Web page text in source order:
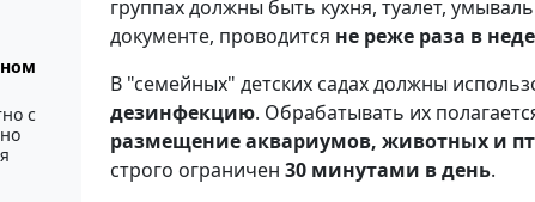
с
группах должны быть кухня, туалет,
документе, проводится не реже раза в
В "семейных" детских садах должны
дезинфекцию. Обрабатывать их
размещение аквариумов, животных и
строго ограничен 30 минутами в день.